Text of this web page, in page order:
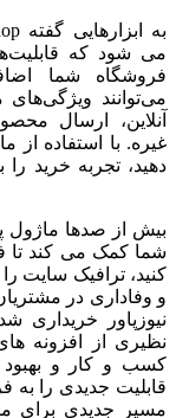
می شود که
فروشگاه شما
می‌توانند
آنلاین، ارسال
غیره. با استفاده از
دهید، تجربه خرید
بیش از صدها ماژول
شما کمک می کند تا
کنید، ترافیک سایت
و وفاداری در
نیوزپاور خریداری
نظیری از افزونه
کسب و کار و
قابلیت جدیدی را
مسیر جدیدی برای